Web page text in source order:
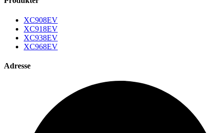
XC908EV
XC918EV
XC938EV
XC968EV
Adresse